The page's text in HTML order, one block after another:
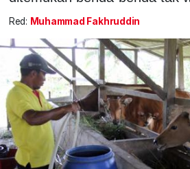
Red: Muhammad Fakhruddin